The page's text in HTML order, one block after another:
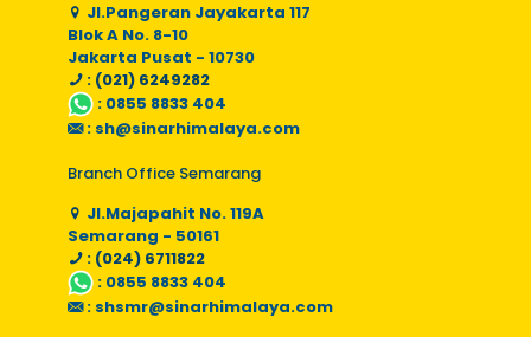
Jl.Pangeran Jayakarta 117
Blok A No. 8-10
Jakarta Pusat - 10730
: (021) 6249282
: 0855 8833 404
: sh@sinarhimalaya.com
Branch Office Semarang
Jl.Majapahit No. 119A
Semarang - 50161
: (024) 6711822
: 0855 8833 404
: shsmr@sinarhimalaya.com